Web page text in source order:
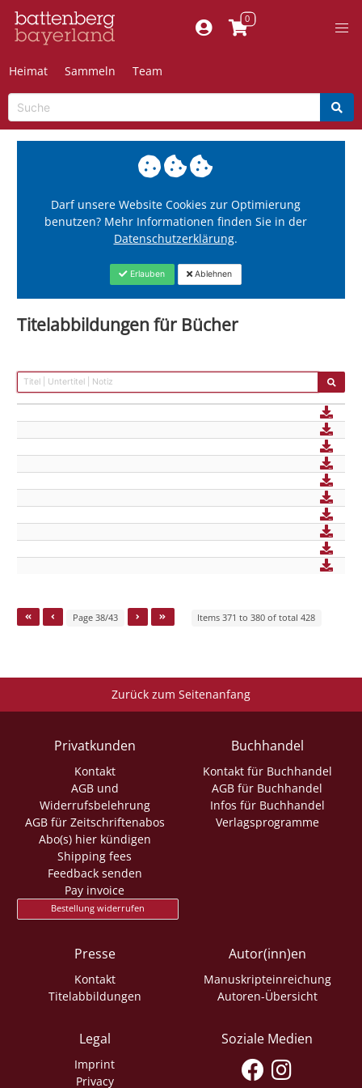
Heimat Sammeln Team
Darf unsere Website Cookies zur Optimierung
benutzen? Mehr Informationen finden Sie in der
Datenschutzerklärung.
Erlauben Ablehnen
Titelabbildungen für Bücher
Page 38/43 Items 371 to 380 of total 428
Zurück zum Seitenanfang
Privatkunden
Kontakt
AGB und
Widerrufsbelehrung
AGB für Zeitschriftenabos
Abo(s) hier kündigen
Shipping fees
Feedback senden
Pay invoice
Bestellung widerrufen
Buchhandel
Kontakt für Buchhandel
AGB für Buchhandel
Infos für Buchhandel
Verlagsprogramme
Presse
Kontakt
Titelabbildungen
Autor(inn)en
Manuskripteinreichung
Autoren-Übersicht
Legal
Imprint
Privacy
Soziale Medien